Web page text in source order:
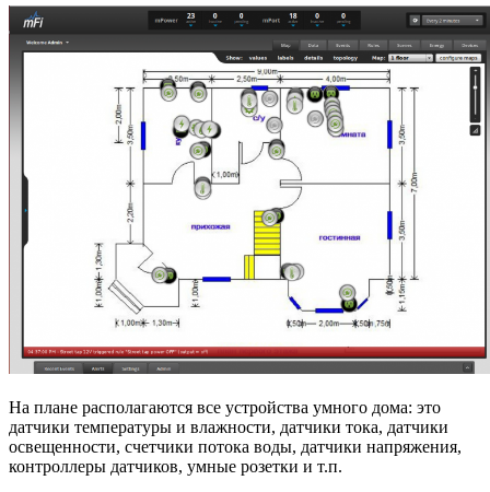
На плане располагаются все устройства умного дома: это
датчики температуры и влажности, датчики тока, датчики
освещенности, счетчики потока воды, датчики напряжения,
контроллеры датчиков, умные розетки и т.п.